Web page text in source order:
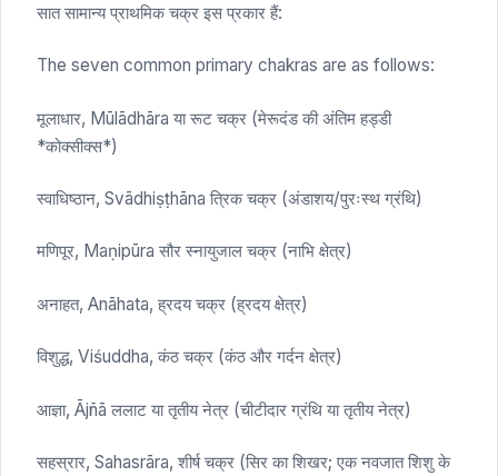
सात सामान्य प्राथमिक चक्र इस प्रकार हैं:
The seven common primary chakras are as follows:
मूलाधार, Mūlādhāra या रूट चक्र (मेरूदंड की अंतिम हड्डी
*कोक्सीक्स*)
स्वाधिष्ठान, Svādhiṣṭhāna त्रिक चक्र (अंडाशय/पुरःस्थ ग्रंथि)
मणिपूर, Maṇipūra सौर स्नायुजाल चक्र (नाभि क्षेत्र)
अनाहत, Anāhata, ह्रदय चक्र (ह्रदय क्षेत्र)
विशुद्ध, Viśuddha, कंठ चक्र (कंठ और गर्दन क्षेत्र)
आज्ञा, Ājñā ललाट या तृतीय नेत्र (चीटीदार ग्रंथि या तृतीय नेत्र)
सहस्रार, Sahasrāra, शीर्ष चक्र (सिर का शिखर; एक नवजात शिशु के